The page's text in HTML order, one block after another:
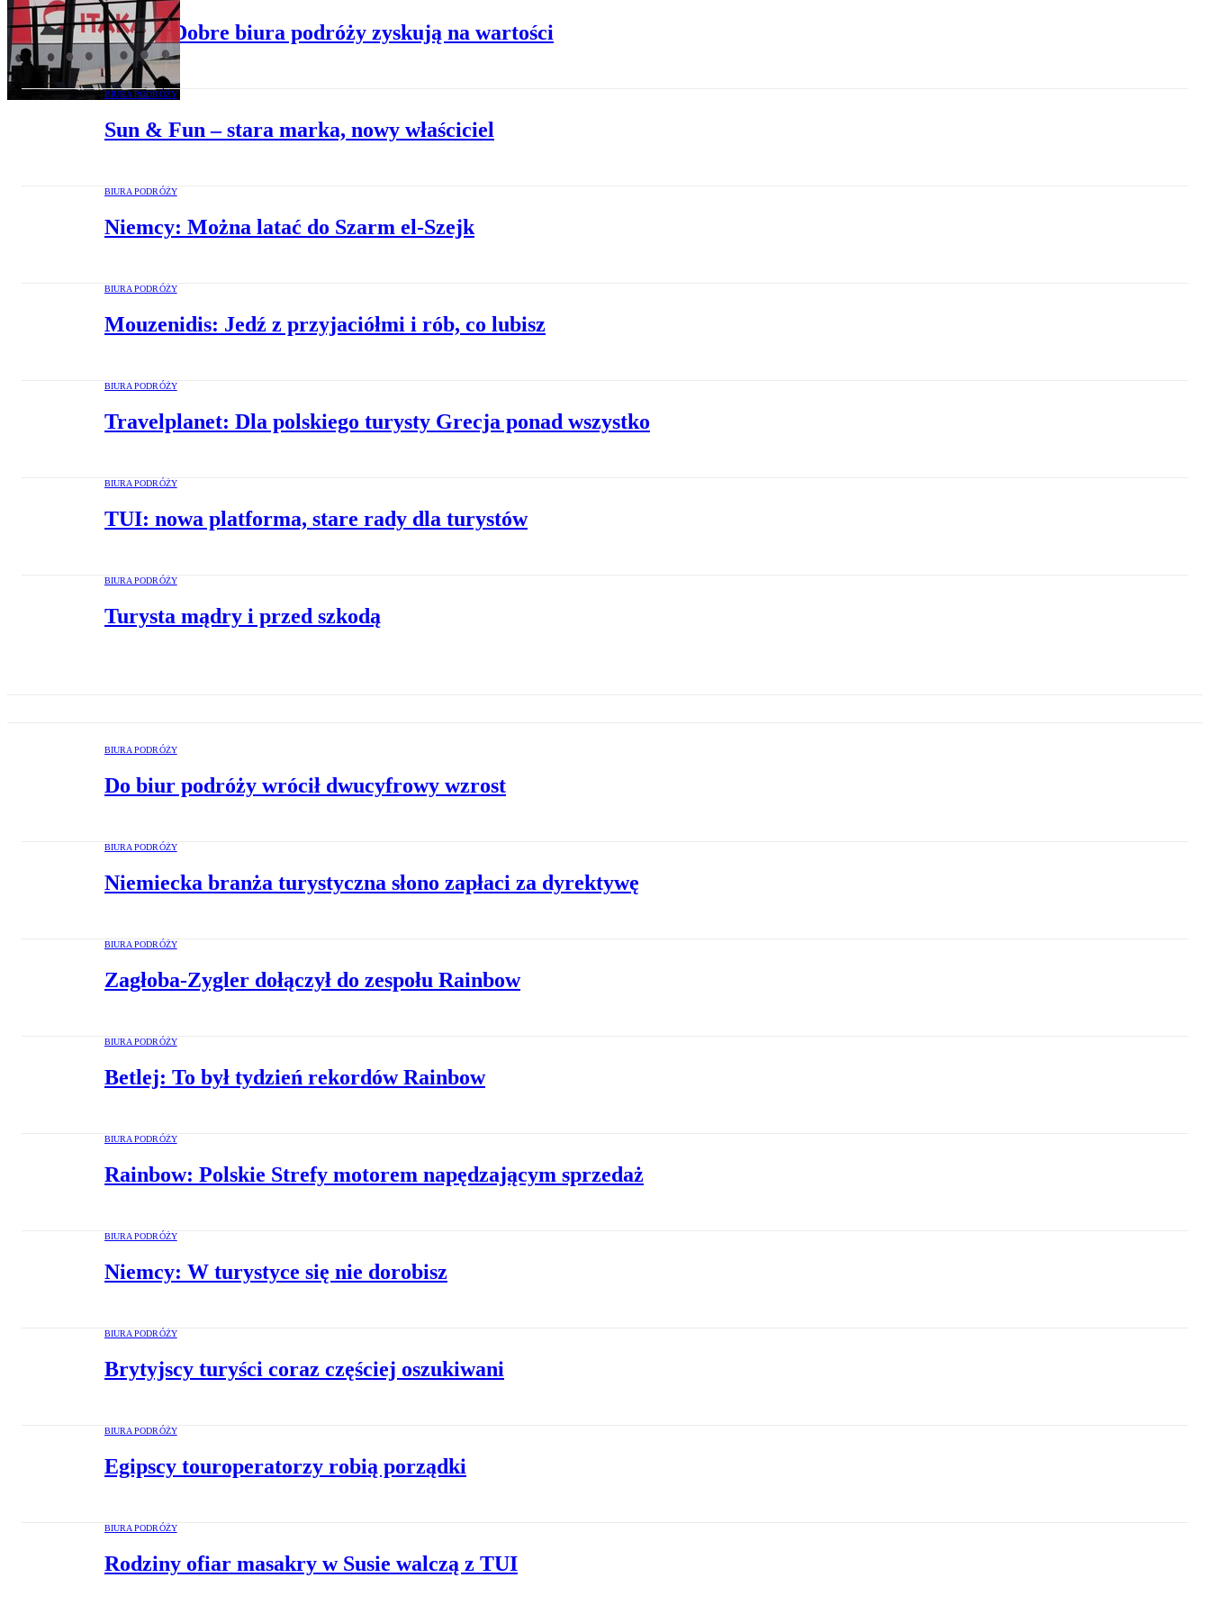
Betlej: Dobre biura podróży zyskują na wartości
BIURA PODRÓŻY
Sun & Fun – stara marka, nowy właściciel
BIURA PODRÓŻY
Niemcy: Można latać do Szarm el-Szejk
BIURA PODRÓŻY
Mouzenidis: Jedź z przyjaciółmi i rób, co lubisz
BIURA PODRÓŻY
Travelplanet: Dla polskiego turysty Grecja ponad wszystko
BIURA PODRÓŻY
TUI: nowa platforma, stare rady dla turystów
BIURA PODRÓŻY
Turysta mądry i przed szkodą
BIURA PODRÓŻY
Do biur podróży wrócił dwucyfrowy wzrost
BIURA PODRÓŻY
Niemiecka branża turystyczna słono zapłaci za dyrektywę
BIURA PODRÓŻY
Zagłoba-Zygler dołączył do zespołu Rainbow
BIURA PODRÓŻY
Betlej: To był tydzień rekordów Rainbow
BIURA PODRÓŻY
Rainbow: Polskie Strefy motorem napędzającym sprzedaż
BIURA PODRÓŻY
Niemcy: W turystyce się nie dorobisz
BIURA PODRÓŻY
Brytyjscy turyści coraz częściej oszukiwani
BIURA PODRÓŻY
Egipscy touroperatorzy robią porządki
BIURA PODRÓŻY
Rodziny ofiar masakry w Susie walczą z TUI